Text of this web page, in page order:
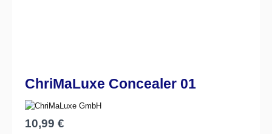
ChriMaLuxe Concealer 01
Regulärer Preis:
10,99 €